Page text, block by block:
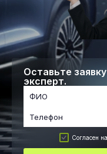
Оставьте
эксперт.
Согласен